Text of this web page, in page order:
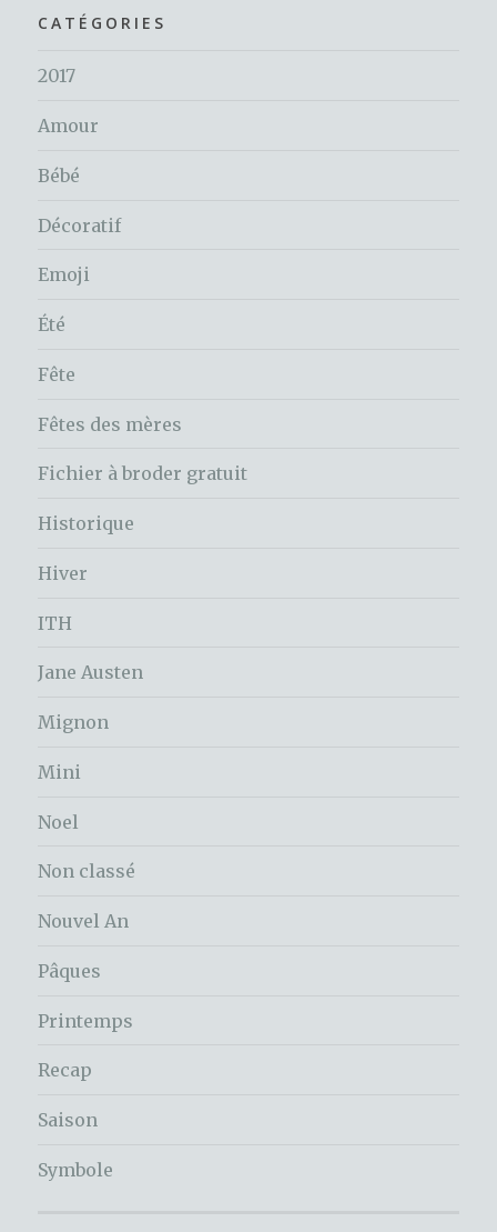
CATÉGORIES
2017
Amour
Bébé
Décoratif
Emoji
Été
Fête
Fêtes des mères
Fichier à broder gratuit
Historique
Hiver
ITH
Jane Austen
Mignon
Mini
Noel
Non classé
Nouvel An
Pâques
Printemps
Recap
Saison
Symbole